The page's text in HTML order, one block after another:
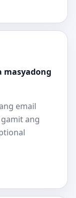
masyadong
email
ang